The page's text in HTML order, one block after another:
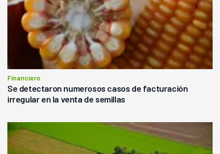
Financiero
Se detectaron numerosos casos de facturación
irregular en la venta de semillas